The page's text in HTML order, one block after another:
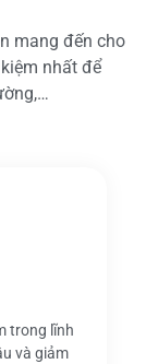
mang đến cho
nhất để
trong lĩnh
và giảm